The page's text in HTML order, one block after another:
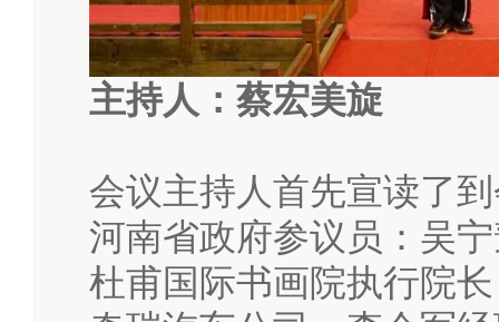
主持人：蔡宏美旋
会议主持人首先宣读了
河南省政府参议员：吴
杜甫国际书画院执行院